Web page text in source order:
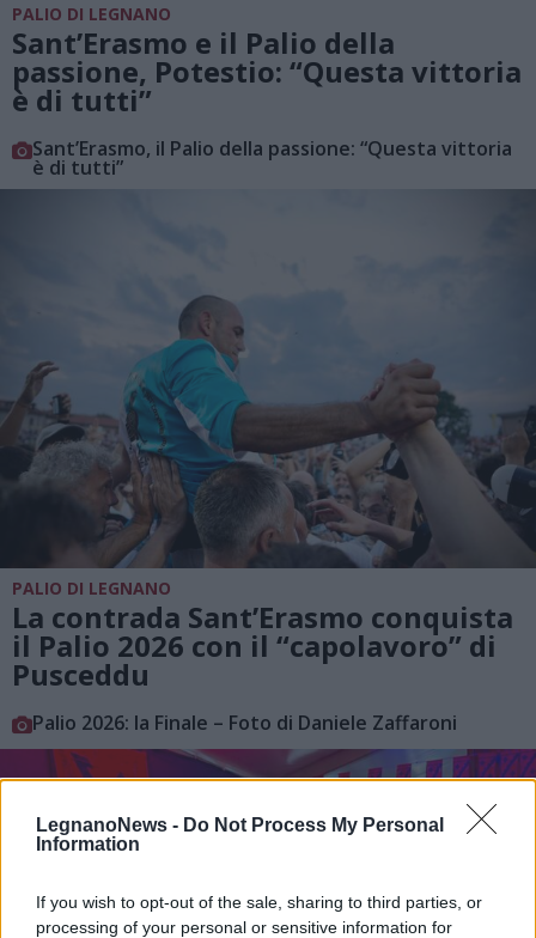
LegnanoNews - Do Not Process My Personal
Information
If you wish to opt-out of the sale, sharing to third parties, or
processing of your personal or sensitive information for
PALIO DI LEGNANO
Sant’Erasmo e il Palio della
passione, Potestio: “Questa vittoria
è di tutti”
Sant’Erasmo, il Palio della passione: “Questa vittoria
è di tutti”
PALIO DI LEGNANO
La contrada Sant’Erasmo conquista
il Palio 2026 con il “capolavoro” di
Pusceddu
Palio 2026: la Finale – Foto di Daniele Zaffaroni